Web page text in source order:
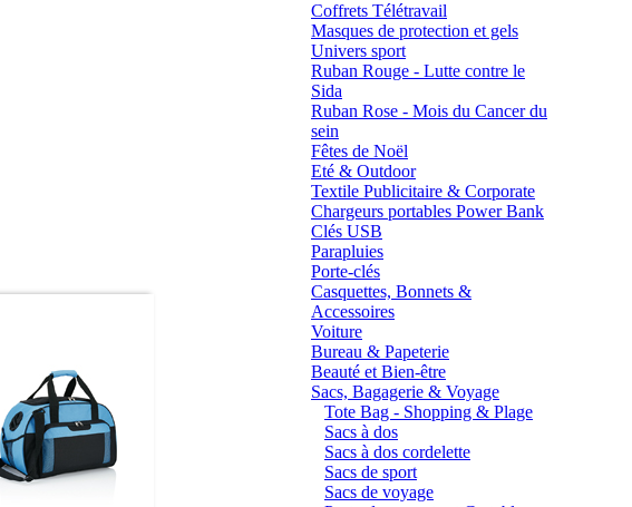
Coffrets Télétravail
Masques de protection et gels
Univers sport
Ruban Rouge - Lutte contre le
Sida
Ruban Rose - Mois du Cancer du
sein
Fêtes de Noël
Eté & Outdoor
Textile Publicitaire & Corporate
Chargeurs portables Power Bank
Clés USB
Parapluies
Porte-clés
Casquettes, Bonnets &
Accessoires
Voiture
Bureau & Papeterie
Beauté et Bien-être
Sacs, Bagagerie & Voyage
Tote Bag - Shopping & Plage
Sacs à dos
Sacs à dos cordelette
Sacs de sport
Sacs de voyage